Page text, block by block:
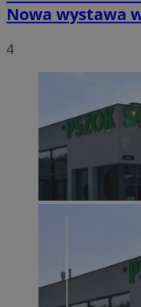
Nowa wystawa
4